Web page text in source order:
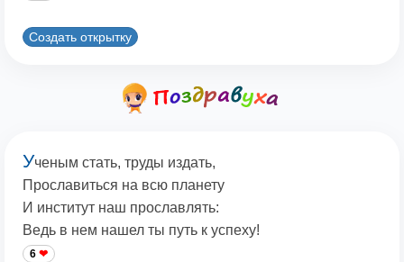
Создать открытку
Ученым стать, труды издать,
Прославиться на всю планету
И институт наш прославлять:
Ведь в нем нашел ты путь к успеху!
6